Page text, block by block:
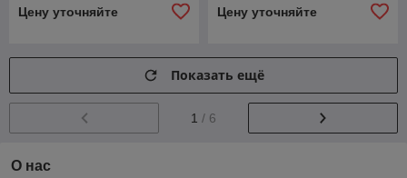
Цену уточняйте Цену уточняйте
Показать ещё
1 / 6
О нас